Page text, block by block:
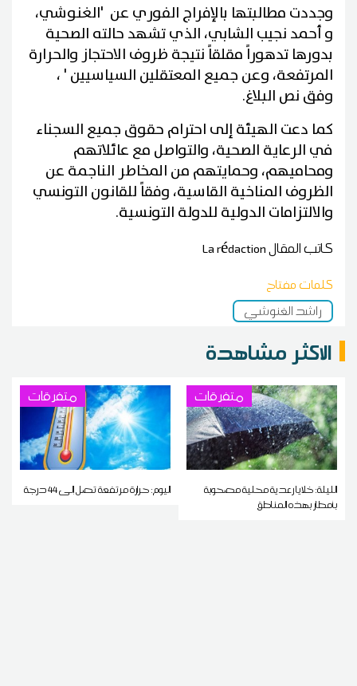
وجددت مطالبتها بالإفراج الفوري عن 'الغنوشي،
و أحمد نجيب الشابي، الذي تشهد حالته الصحية
بدورها تدهوراً مقلقاً نتيجة ظروف الاحتجاز والحرارة
المرتفعة، وعن جميع المعتقلين السياسيين ' ،
وفق نص البلاغ.
كما دعت الهيئة إلى احترام حقوق جميع السجناء
في الرعاية الصحية، والتواصل مع عائلاتهم
ومحاميهم، وحمايتهم من المخاطر الناجمة عن
الظروف المناخية القاسية، وفقاً للقانون التونسي
والالتزامات الدولية للدولة التونسية.
كاتب المقالLa rédaction
كلمات مفتاح
راشد الغنوشي
الاكثر مشاهدة
متفرقات
الليلة: خلايا رعدية محلية مصحوبة
بأمطار بهذه المناطق
متفرقات
اليوم: حرارة مرتفعة تصل إلى 44 درجة